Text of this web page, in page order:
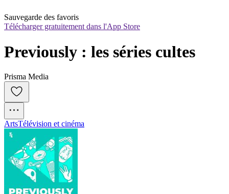
Sauvegarde des favoris
Télécharger gratuitement dans l'App Store
Previously : les séries cultes
Prisma Media
ArtsTélévision et cinéma